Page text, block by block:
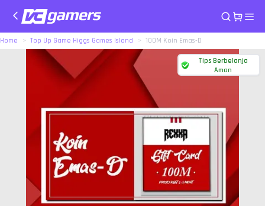
Home Top Up Game Higgs Games Island 100M Koin Emas-D
Tips Berbelanja
Aman